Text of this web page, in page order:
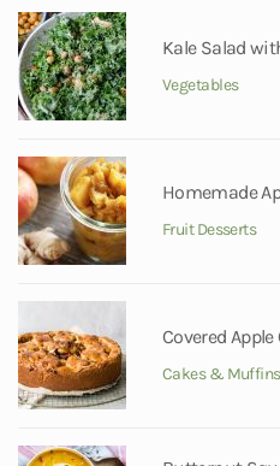
Kale Salad
Vegetables
Homemade
Fruit Desserts
Covered Apple
Cakes & Muffins